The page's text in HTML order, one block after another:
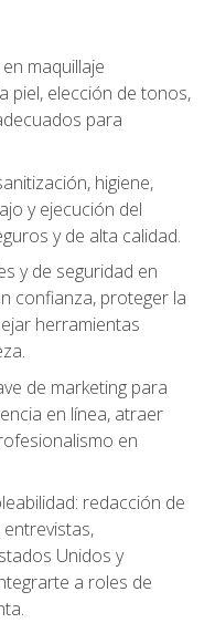
maquillaje
piel, elección de tonos,
para
higiene,
y ejecución del
y de alta calidad.
y de seguridad en
confianza, proteger la
herramientas
de marketing para
en línea, atraer
en
redacción de
Unidos y
a roles de